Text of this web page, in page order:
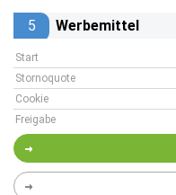
5 Werbemittel
Start
Stornoquote
Cookie
Freigabe